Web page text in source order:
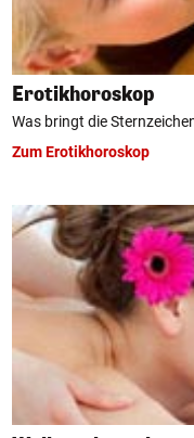
Erotikhoroskop
Was bringt die
Zum Erotikhoroskop